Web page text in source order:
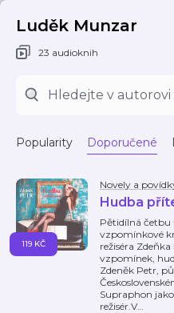
Luděk Munzar
23 audioknih
Popularity Doporučené
Novely a
Hudba
Pětidílná četbu
vzpomínkové
režiséra
vzpomínek,
Zdeněk Petr,
Supraphon
režisér.V…
119 KČ